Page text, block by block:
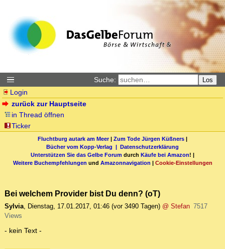
Suche: Los
Login
zurück zur Hauptseite
in Thread öffnen
Ticker
Fluchtburg autark am Meer| Zum Tode Jürgen Küßners |
Bücher vom Kopp-Verlag | Datenschutzerklärung
Unterstützen Sie das Gelbe Forum durch Käufe bei Amazon! |
Weitere Buchempfehlungen und Amazonnavigation | Cookie-Einstellungen
Bei welchem Provider bist Du denn? (oT)
Sylvia, Dienstag, 17.01.2017, 01:46 (vor 3490 Tagen) @ Stefan 7517
Views
- kein Text -